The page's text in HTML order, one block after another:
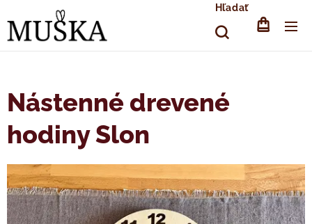
Hľadať
Nástenné drevené
hodiny Slon